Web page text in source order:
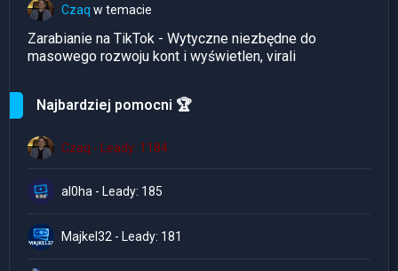
Czaq w temacie
Zarabianie na TikTok - Wytyczne niezbędne do
masowego rozwoju kont i wyświetlen, virali
Najbardziej pomocni 🏆
Czaq - Leady: 1184
al0ha - Leady: 185
Majkel32 - Leady: 181